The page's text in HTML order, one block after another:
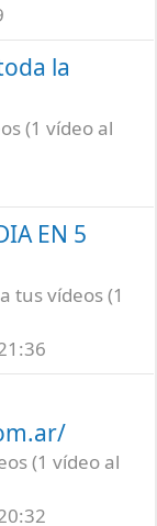
la
(1 vídeo al
EN 5
tus vídeos (1
(1 vídeo al